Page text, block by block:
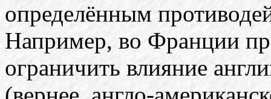
определённым
Например, во Франции
ограничить влияние